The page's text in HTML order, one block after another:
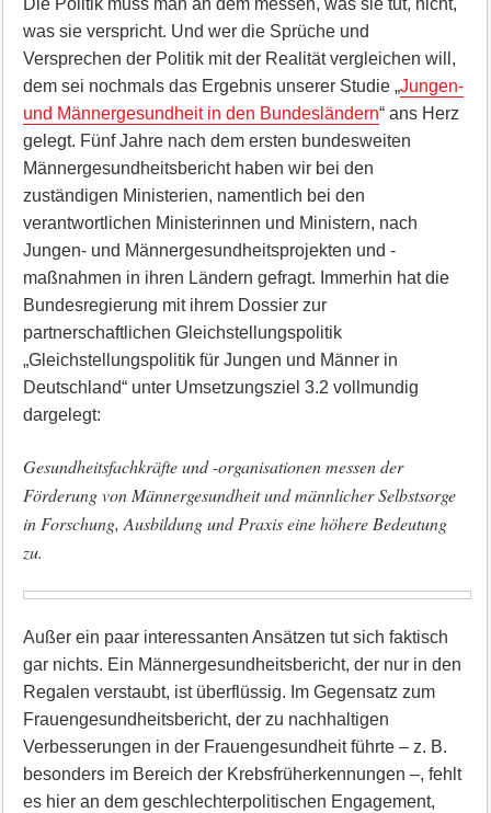
Die Politik muss man an dem messen, was sie tut, nicht,
was sie verspricht. Und wer die Sprüche und
Versprechen der Politik mit der Realität vergleichen will,
dem sei nochmals das Ergebnis unserer Studie „Jungen-
und Männergesundheit in den Bundesländern“ ans Herz
gelegt. Fünf Jahre nach dem ersten bundesweiten
Männergesundheitsbericht haben wir bei den
zuständigen Ministerien, namentlich bei den
verantwortlichen Ministerinnen und Ministern, nach
Jungen- und Männergesundheitsprojekten und -
maßnahmen in ihren Ländern gefragt. Immerhin hat die
Bundesregierung mit ihrem Dossier zur
partnerschaftlichen Gleichstellungspolitik
„Gleichstellungspolitik für Jungen und Männer in
Deutschland“ unter Umsetzungsziel 3.2 vollmundig
dargelegt:
Gesundheitsfachkräfte und -organisationen messen der
Förderung von Männergesundheit und männlicher Selbstsorge
in Forschung, Ausbildung und Praxis eine höhere Bedeutung
zu.
Außer ein paar interessanten Ansätzen tut sich faktisch
gar nichts. Ein Männergesundheitsbericht, der nur in den
Regalen verstaubt, ist überflüssig. Im Gegensatz zum
Frauengesundheitsbericht, der zu nachhaltigen
Verbesserungen in der Frauengesundheit führte – z. B.
besonders im Bereich der Krebsfrüherkennungen –, fehlt
es hier an dem geschlechterpolitischen Engagement,